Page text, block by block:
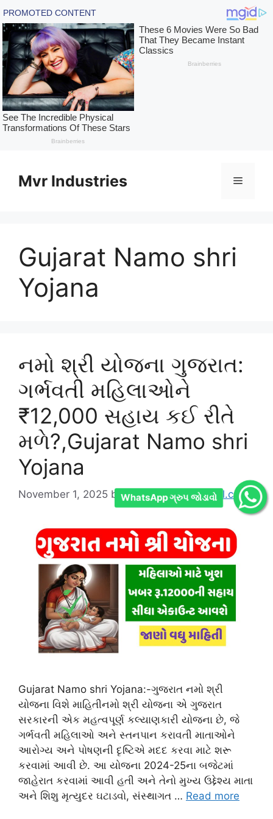
WhatsApp ગ્રુપ જોડાવો
contentMvr Industries Menu
Gujarat Namo shri
Yojana
નમો શ્રી યોજના ગુજરાત:
ગર્ભવતી મહિલાઓને
₹12,000 સહાય કઈ રીતે
મળે?,Gujarat Namo shri
Yojana
November 1, 2025 bypoordog8511@gmail.com
Gujarat Namo shri Yojana:-ગુજરાત નમો શ્રી
યોજના વિશે માહિતીનમો શ્રી યોજના એ ગુજરાત
સરકારની એક મહત્વપૂર્ણ કલ્યાણકારી યોજના છે, જે
ગર્ભવતી મહિલાઓ અને સ્તનપાન કરાવતી માતાઓને
આરોગ્ય અને પોષણની દૃષ્ટિએ મદદ કરવા માટે શરૂ
કરવામાં આવી છે. આ યોજના 2024-25ના બજેટમાં
જાહેરાત કરવામાં આવી હતી અને તેનો મુખ્ય ઉદ્દેશ્ય માતા
અને શિશુ મૃત્યુદર ઘટાડવો, સંસ્થાગત … Read more